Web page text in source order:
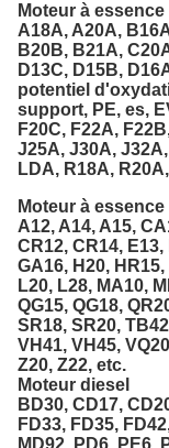
Moteur à essence
A18A, A20A,
B20B, B21A,
D13C, D15B,
potentiel
support, PE, es,
F20C, F22A,
J25A, J30A,
LDA, R18A,
Moteur à essence
A12, A14, A15,
CR12, CR14, E13,
GA16, H20,
L20, L28, MA10,
QG15, QG18,
SR18, SR20,
VH41, VH45,
Z20, Z22, etc.
Moteur diesel
BD30, CD17,
FD33, FD35,
MD92, PD6, PE6,